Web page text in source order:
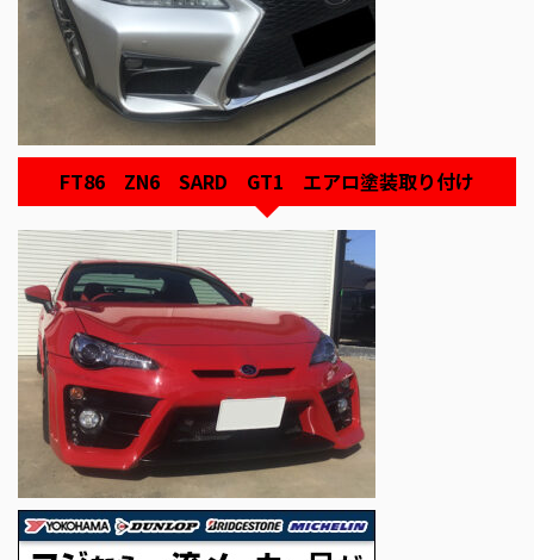
FT86 ZN6 SARD GT1 エアロ塗装取り付け